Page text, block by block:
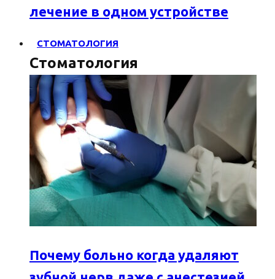
лечение в одном устройстве
СТОМАТОЛОГИЯ
Стоматология
Почему больно когда удаляют